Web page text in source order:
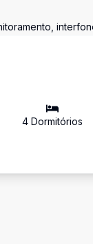
4Dormitórios